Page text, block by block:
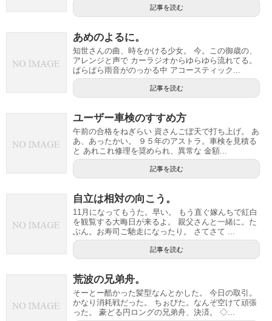
記事を読む
あめのよるに。
知世さんの曲、時をかける少女。 今。この御歳の、
アレンジと声で カーラジオからゆらゆら流れてる。
ぱらぱら雨音がのっかる中 アコースティック...
記事を読む
ユーザー車検のすすめ方
午前の合格をねぎらい 資さんごぼ天で打ち上げ。 あ
あ、あったかい。 ９５年のアストラ。車検を見積る
と あれこれ修理を奨められ、異常な 金額...
記事を読む
自立は相対の向こう。
11月になってもうた。早い。 もう直ぐ嫁んちで紅白
を観覧する大晦日が来るよ。 親父さんと一緒に。た
ぶん。お寿司ご馳走になったり。 さてさて ...
記事を読む
荒波の兄弟舟。
そーとー酷かった髪型なんとかした。 今日の取引。
かなり消耗戦だった。 ちぉびた。なんぞ空けて頑張
った。 豪どる円ロングの兄弟舟、決済。 ◇...